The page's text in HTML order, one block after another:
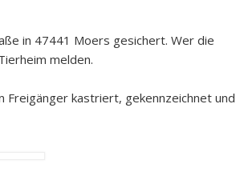
in 47441 Moers gesichert. Wer die
melden.
kastriert, gekennzeichnet und